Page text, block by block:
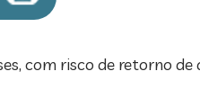
com risco de retorno de